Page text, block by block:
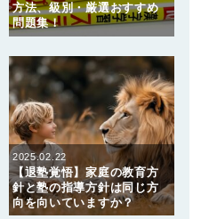
方法、級別・厳選おすすめ
問題集！
2025.02.22
【退塾覚悟】家庭の教育方
針と塾の指導方針は同じ方
向を向いていますか？